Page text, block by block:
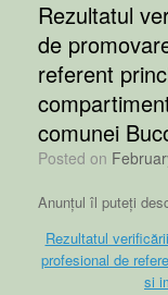
Rezultatul
de
referent
comunei
Posted on
Anunțul îl puteți
Rezultatul
profesional de
si